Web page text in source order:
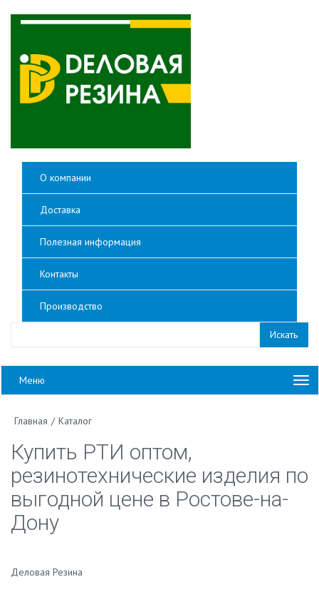
О компании
Доставка
Полезная информация
Контакты
Производство
Меню
Главная / Каталог
Купить РТИ оптом,
резинотехнические изделия по
выгодной цене в Ростове-на-
Дону
Деловая Резина